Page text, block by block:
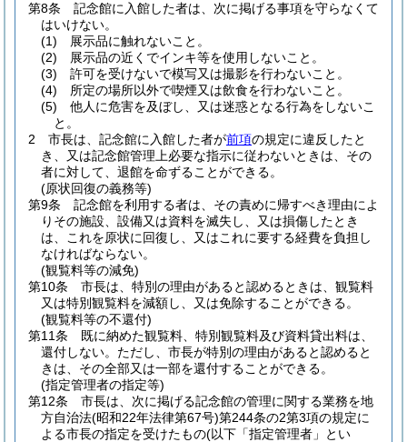
第8条
記念館に入館した者は、次に掲げる事項を守らなくて
はいけない。
(1)
展示品に触れないこと。
(2)
展示品の近くでインキ等を使用しないこと。
(3)
許可を受けないで模写又は撮影を行わないこと。
(4)
所定の場所以外で喫煙又は飲食を行わないこと。
(5)
他人に危害を及ぼし、又は迷惑となる行為をしないこ
と。
2
市長は、記念館に入館した者が前項の規定に違反したと
き、又は記念館管理上必要な指示に従わないときは、その
者に対して、退館を命ずることができる。
(原状回復の義務等)
第9条
記念館を利用する者は、その責めに帰すべき理由によ
りその施設、設備又は資料を滅失し、又は損傷したとき
は、これを原状に回復し、又はこれに要する経費を負担し
なければならない。
(観覧料等の減免)
第10条
市長は、特別の理由があると認めるときは、観覧料
又は特別観覧料を減額し、又は免除することができる。
(観覧料等の不還付)
第11条
既に納めた観覧料、特別観覧料及び資料貸出料は、
還付しない。 ただし、市長が特別の理由があると認めると
きは、その全部又は一部を還付することができる。
(指定管理者の指定等)
第12条
市長は、次に掲げる記念館の管理に関する業務を地
方自治法(昭和22年法律第67号)第244条の2第3項の規定に
よる市長の指定を受けたもの(以下「指定管理者」とい